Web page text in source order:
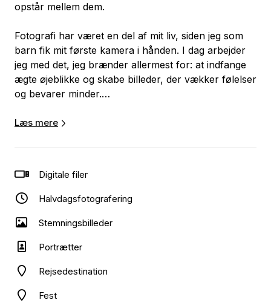
opstår mellem dem.
Fotografi har været en del af mit liv, siden jeg som
barn fik mit første kamera i hånden. I dag arbejder
jeg med det, jeg brænder allermest for: at indfange
ægte øjeblikke og skabe billeder, der vækker følelser
og bevarer minder.
Jeg tror på, at de bedste billeder opstår, når
Derfor lægger jeg stor vægt på en afslappet og
kameraet, men blot nyde øjeblikket.
konfirmationer, familier, portrætter eller særlige
begivenheder, er mit mål altid det samme: at fortælle
din historie gennem autentiske billeder med
personlighed, varme og nærvær.
Jeg arbejder med øje for detaljen, lyset og de små
Læs mere
Digitale filer
Halvdagsfotografering
Stemningsbilleder
Portrætter
Rejsedestination
Fest